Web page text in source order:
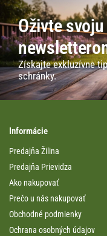
Oživte
Získajte exkluzívne
schránky.
Informácie
Predajňa Žilina
Predajňa Prievidza
Ako nakupovať
Prečo u nás nakupovať
Obchodné podmienky
Ochrana osobných údajov